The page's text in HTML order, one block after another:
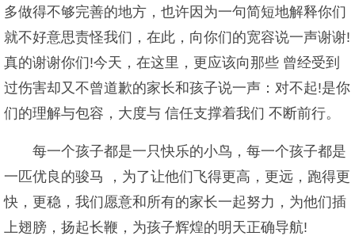
多做得不够完善的地方，也许因为一句简短地解释你们
就不好意思责怪我们，在此，向你们的宽容说一声谢谢!
真的谢谢你们!今天，在这里，更应该向那些 曾经受到
过伤害却又不曾道歉的家长和孩子说一声：对不起!是你
们的理解与包容，大度与 信任支撑着我们 不断前行。
每一个孩子都是一只快乐的小鸟，每一个孩子都是
一匹优良的骏马 ，为了让他们飞得更高，更远，跑得更
快，更稳，我们愿意和所有的家长一起努力，为他们插
上翅膀，扬起长鞭，为孩子辉煌的明天正确导航!